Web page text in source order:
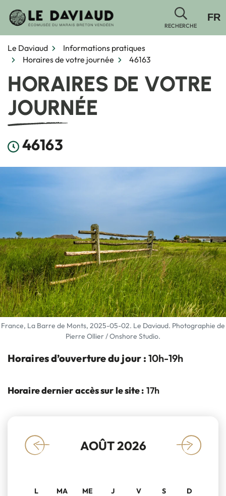
RECHERCHE
FR
Le Daviaud
Informations pratiques
Horaires de votre journée
46163
HORAIRES DE VOTRE
JOURNÉE
46163
France, La Barre de Monts, 2025-05-02. Le Daviaud. Photographie de
Pierre Ollier / Onshore Studio.
Horaires d’ouverture du jour : 10h-19h
Horaire dernier accès sur le site : 17h
« AOÛT 2026 »
L MA ME J V S D